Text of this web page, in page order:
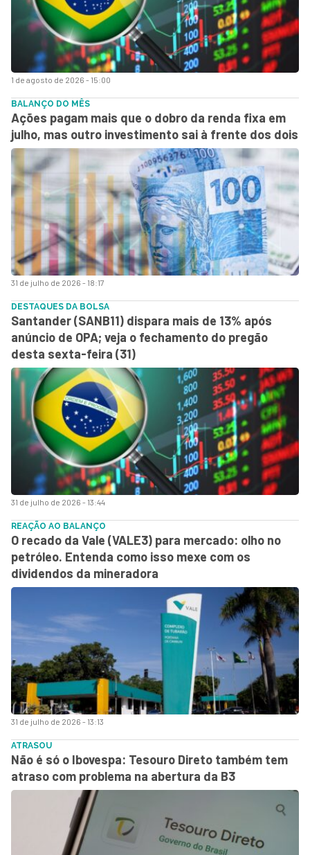
1 de agosto de 2026 - 15:00
31 de julho de 2026 - 18:17
BALANÇO DO MÊS
Ações pagam mais que o dobro da renda fixa em
julho, mas outro investimento sai à frente dos dois
31 de julho de 2026 - 13:44
DESTAQUES DA BOLSA
Santander (SANB11) dispara mais de 13% após
anúncio de OPA; veja o fechamento do pregão
desta sexta-feira (31)
31 de julho de 2026 - 13:13
REAÇÃO AO BALANÇO
O recado da Vale (VALE3) para mercado: olho no
petróleo. Entenda como isso mexe com os
dividendos da mineradora
ATRASOU
Não é só o Ibovespa: Tesouro Direto também tem
atraso com problema na abertura da B3